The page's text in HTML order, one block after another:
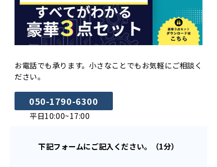
お電話でも承ります。小さなことでもお気軽にご相談く
ださい。
050-1790-6300
平日10:00~17:00
下記フォームにご記入ください。（1分）